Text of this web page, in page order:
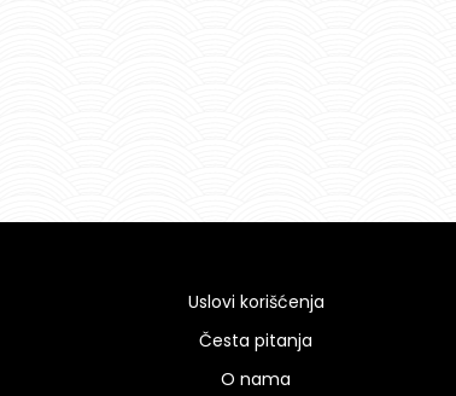
Uslovi korišćenja
Česta pitanja
O nama